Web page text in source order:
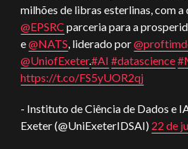
milhões de libras esterlinas, com a
@EPSRC parceria para a
e@NATS, liderado por
@UniofExeter.#AI #datascience
https://t.co/FS5yUOR2qj
- Instituto de Ciência de Dados e
Exeter (@UniExeterIDSAI) 22 de